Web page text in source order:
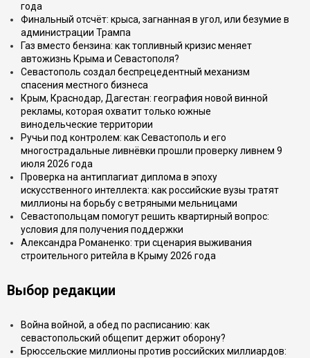
года
Финальный отсчёт: крыса, загнанная в угол, или безумие в
администрации Трампа
Газ вместо бензина: как топливный кризис меняет
автожизнь Крыма и Севастополя?
Севастополь создал беспрецедентный механизм
спасения местного бизнеса
Крым, Краснодар, Дагестан: география новой винной
рекламы, которая охватит только южные
винодельческие территории
Ручьи под контролем: как Севастополь и его
многострадальные ливнёвки прошли проверку ливнем 9
июля 2026 года
Проверка на антиплагиат диплома в эпоху
искусственного интеллекта: как российские вузы тратят
миллионы на борьбу с ветряными мельницами
Севастопольцам помогут решить квартирный вопрос:
условия для получения поддержки
Александра Романенко: три сценария выживания
строительного ритейла в Крыму 2026 года
Выбор редакции
Война войной, а обед по расписанию: как
севастопольский общепит держит оборону?
Брюссельские миллионы против российских миллиардов: